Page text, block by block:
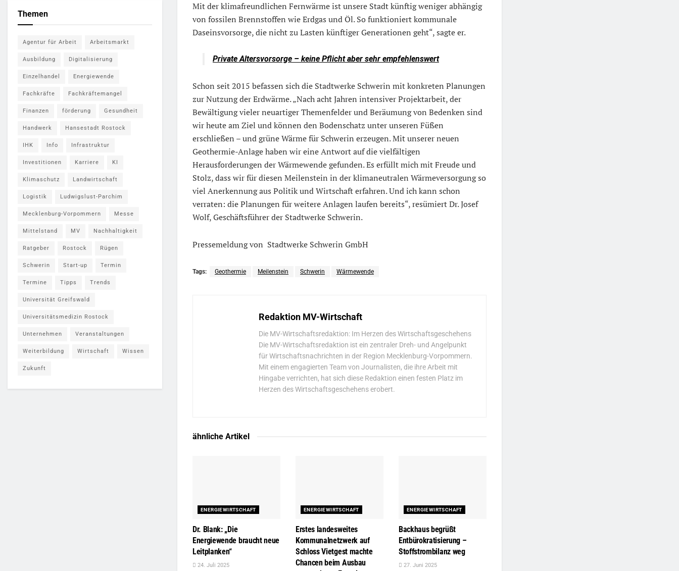
Mit der klimafreundlichen Fernwärme ist unsere Stadt künftig weniger abhängig
von fossilen Brennstoffen wie Erdgas und Öl. So funktioniert kommunale
Daseinsvorsorge, die nicht zu Lasten künftiger Generationen geht“, sagte er.
Private Altersvorsorge – keine Pflicht aber sehr empfehlenswert
Schon seit 2015 befassen sich die Stadtwerke Schwerin mit konkreten Planungen
zur Nutzung der Erdwärme. „Nach acht Jahren intensiver Projektarbeit, der
Bewältigung vieler neuartiger Themenfelder und Beräumung von Bedenken sind
wir heute am Ziel und können den Bodenschatz unter unseren Füßen
erschließen – und grüne Wärme für Schwerin erzeugen. Mit unserer neuen
Geothermie-Anlage haben wir eine Antwort auf die vielfältigen
Herausforderungen der Wärmewende gefunden. Es erfüllt mich mit Freude und
Stolz, dass wir für diesen Meilenstein in der klimaneutralen Wärmeversorgung so
viel Anerkennung aus Politik und Wirtschaft erfahren. Und ich kann schon
verraten: die Planungen für weitere Anlagen laufen bereits“, resümiert Dr. Josef
Wolf, Geschäftsführer der Stadtwerke Schwerin.
Pressemeldung von Stadtwerke Schwerin GmbH
Tags: Geothermie Meilenstein Schwerin Wärmewende
Redaktion MV-Wirtschaft
Die MV-Wirtschaftsredaktion: Im Herzen des Wirtschaftsgeschehens
Die MV-Wirtschaftsredaktion ist ein zentraler Dreh- und Angelpunkt
für Wirtschaftsnachrichten in der Region Mecklenburg-Vorpommern.
Mit einem engagierten Team von Journalisten, die ihre Arbeit mit
Hingabe verrichten, hat sich diese Redaktion einen festen Platz im
Herzen des Wirtschaftsgeschehens erobert.
ähnliche Artikel
ENERGIEWIRTSCHAFT
Dr. Blank: „Die
Energiewende braucht neue
Leitplanken“
24. Juli 2025
ENERGIEWIRTSCHAFT
Erstes landesweites
Kommunalnetzwerk auf
Schloss Vietgest machte
Chancen beim Ausbau
ENERGIEWIRTSCHAFT
Backhaus begrüßt
Entbürokra­tisierung –
Stoffstrombilanz weg
27. Juni 2025
Themen
Agentur für Arbeit Arbeitsmarkt
Ausbildung Digitalisierung
Einzelhandel Energiewende
Fachkräfte Fachkräftemangel
Finanzen förderung Gesundheit
Handwerk Hansestadt Rostock
IHK Info Infrastruktur
Investitionen Karriere KI
Klimaschutz Landwirtschaft
Logistik Ludwigslust-Parchim
Mecklenburg-Vorpommern Messe
Mittelstand MV Nachhaltigkeit
Ratgeber Rostock Rügen
Schwerin Start-up Termin
Termine Tipps Trends
Universität Greifswald
Universitätsmedizin Rostock
Unternehmen Veranstaltungen
Weiterbildung Wirtschaft Wissen
Zukunft